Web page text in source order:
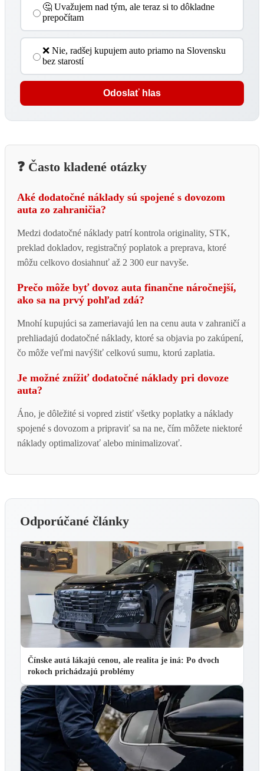
🤔 Uvažujem nad tým, ale teraz si to dôkladne
prepočítam
❌ Nie, radšej kupujem auto priamo na Slovensku
bez starostí
Odoslať hlas
❓ Často kladené otázky
Aké dodatočné náklady sú spojené s dovozom
auta zo zahraničia?
Medzi dodatočné náklady patrí kontrola originality, STK,
preklad dokladov, registračný poplatok a preprava, ktoré
môžu celkovo dosiahnuť až 2 300 eur navyše.
Prečo môže byť dovoz auta finančne náročnejší,
ako sa na prvý pohľad zdá?
Mnohí kupujúci sa zameriavajú len na cenu auta v zahraničí a
prehliadajú dodatočné náklady, ktoré sa objavia po zakúpení,
čo môže veľmi navýšiť celkovú sumu, ktorú zaplatia.
Je možné znížiť dodatočné náklady pri dovoze
auta?
Áno, je dôležité si vopred zistiť všetky poplatky a náklady
spojené s dovozom a pripraviť sa na ne, čím môžete niektoré
náklady optimalizovať alebo minimalizovať.
Odporúčané články
Čínske autá lákajú cenou, ale realita je iná: Po dvoch
rokoch prichádzajú problémy